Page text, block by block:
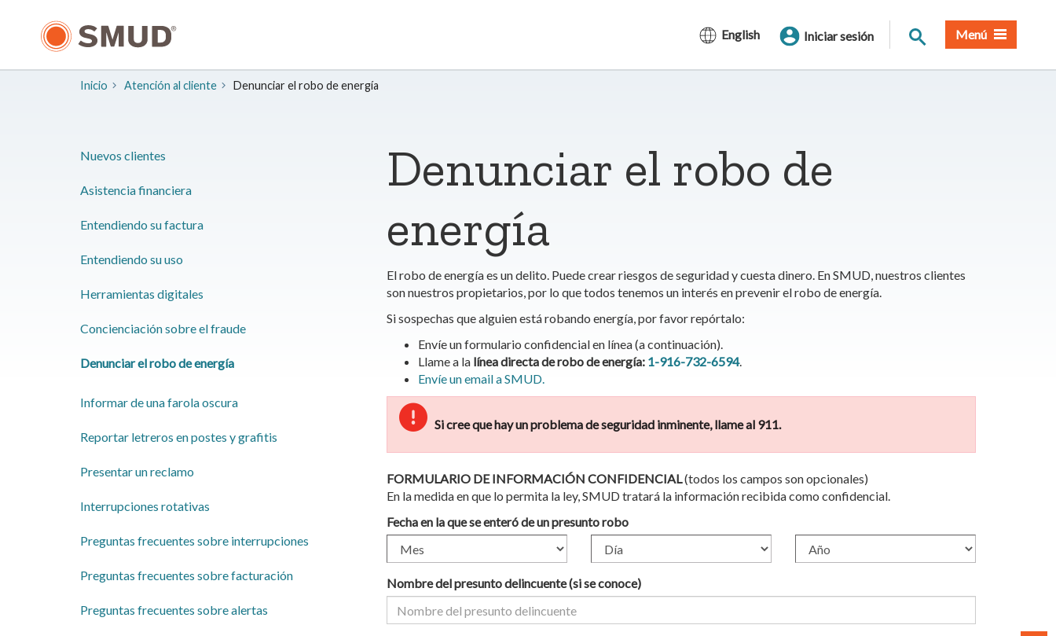
contenido
English Iniciar sesión Buscar en el sitio
Menú
Inicio Atención al cliente Denunciar el robo de energía
Denunciar el robo de
energía
El robo de energía es un delito. Puede crear riesgos de seguridad y cuesta dinero. En SMUD, nuestros clientes
son nuestros propietarios, por lo que todos tenemos un interés en prevenir el robo de energía.
Si sospechas que alguien está robando energía, por favor repórtalo:
Envíe un formulario confidencial en línea (a continuación).
Llame a la línea directa de robo de energía: 1-916-732-6594.
Envíe un email a SMUD.
Si cree que hay un problema de seguridad inminente, llame al 911.
FORMULARIO DE INFORMACIÓN CONFIDENCIAL(todos los campos son opcionales)
En la medida en que lo permita la ley, SMUD tratará la información recibida como confidencial.
Fecha en la que se enteró de un presunto robo
Nombre del presunto delincuente (si se conoce)
Nuevos clientes
Asistencia financiera
Entendiendo su factura
Entendiendo su uso
Herramientas digitales
Concienciación sobre el fraude
Denunciar el robo de energía
Informar de una farola oscura
Reportar letreros en postes y grafitis
Presentar un reclamo
Interrupciones rotativas
​Preguntas frecuentes sobre interrupciones
Preguntas frecuentes sobre facturación
Preguntas frecuentes sobre alertas